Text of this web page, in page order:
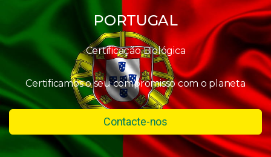
PORTUGAL
Certificação Biológica
Certificamos o seu compromisso com o planeta
Contacte-nos